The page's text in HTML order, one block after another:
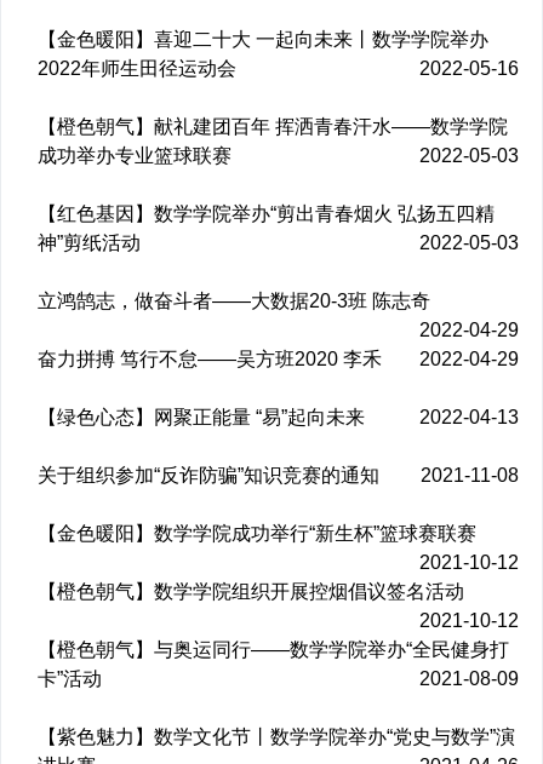
【金色暖阳】喜迎二十大 一起向未来丨数学学院举办
2022年师生田径运动会
2022-05-16
【橙色朝气】献礼建团百年 挥洒青春汗水——数学学院
成功举办专业篮球联赛
2022-05-03
【红色基因】数学学院举办“剪出青春烟火 弘扬五四精
神”剪纸活动
2022-05-03
立鸿鹄志，做奋斗者——大数据20-3班 陈志奇
2022-04-29
奋力拼搏 笃行不怠——吴方班2020 李禾
2022-04-29
【绿色心态】网聚正能量 “易”起向未来 2022-04-13
关于组织参加“反诈防骗”知识竞赛的通知 2021-11-08
【金色暖阳】数学学院成功举行“新生杯”篮球赛联赛
2021-10-12
【橙色朝气】数学学院组织开展控烟倡议签名活动
2021-10-12
【橙色朝气】与奥运同行——数学学院举办“全民健身打
卡”活动
2021-08-09
【紫色魅力】数学文化节丨数学学院举办“党史与数学”演